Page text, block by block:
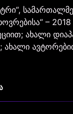
–
ახალი
ახალი